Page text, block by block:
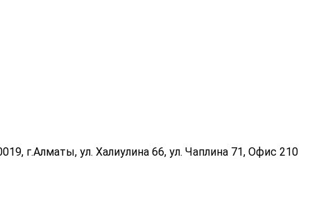
г.Алматы, ул. Халиулина 66, ул. Чаплина 71, Офис 210